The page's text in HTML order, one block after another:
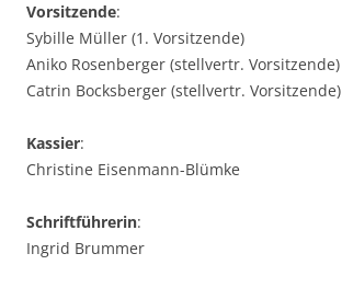
Vorsitzende:
Sybille Müller (1. Vorsitzende)
Aniko Rosenberger (stellvertr. Vorsitzende)
Catrin Bocksberger (stellvertr. Vorsitzende)
Kassier:
Christine Eisenmann-Blümke
Schriftführerin:
Ingrid Brummer